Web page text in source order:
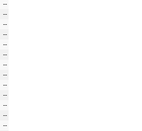
--
--
--
--
--
--
--
--
--
--
--
--
--